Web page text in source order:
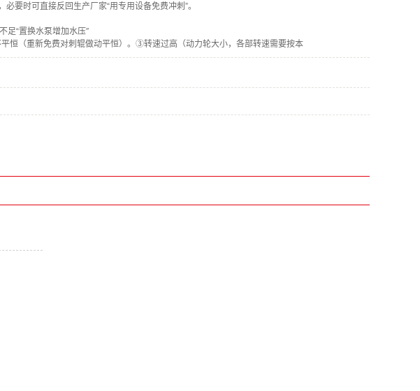
时可直接反回生产厂家“用专用设备免费冲刺”。
“置换水泵增加水压″
（重新免费对刺辊做动平恒）。③转速过高（动力轮大小，各部转速需要按本